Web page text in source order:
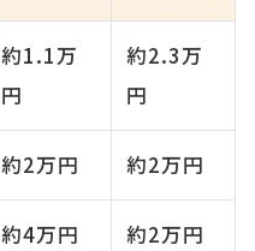
約1.1万
円
約2.3万
円
約2万円 約2万円
約4万円 約2万円